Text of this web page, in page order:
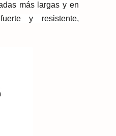
más largas y en
y resistente,